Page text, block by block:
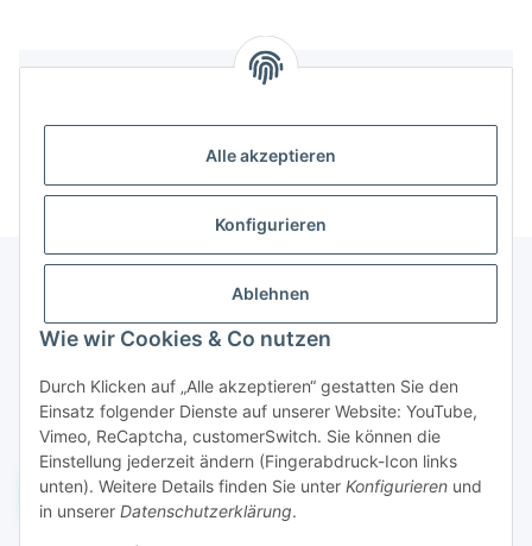
Alle akzeptieren
Konfigurieren
Ablehnen
Wie wir Cookies & Co nutzen
Durch Klicken auf „Alle akzeptieren“ gestatten Sie den
Einsatz folgender Dienste auf unserer Website: YouTube,
Vimeo, ReCaptcha, customerSwitch. Sie können die
Einstellung jederzeit ändern (Fingerabdruck-Icon links
unten). Weitere Details finden Sie unter Konfigurieren und
in unserer Datenschutzerklärung.
Informationen
Gesetzliche Informationen
Widerruf einreichen